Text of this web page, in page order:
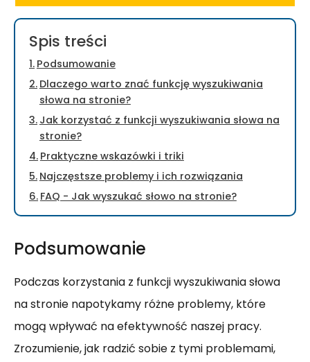
Spis treści
Podsumowanie
Dlaczego warto znać funkcję wyszukiwania
słowa na stronie?
Jak korzystać z funkcji wyszukiwania słowa na
stronie?
Praktyczne wskazówki i triki
Najczęstsze problemy i ich rozwiązania
FAQ - Jak wyszukać słowo na stronie?
Podsumowanie
Podczas korzystania z funkcji wyszukiwania słowa
na stronie napotykamy różne problemy, które
mogą wpływać na efektywność naszej pracy.
Zrozumienie, jak radzić sobie z tymi problemami,